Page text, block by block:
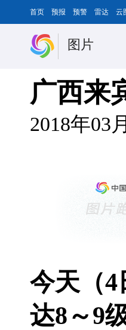
首页 预报 预警 雷达 云
图片
广西来
2018年03
今天（4
达8～9